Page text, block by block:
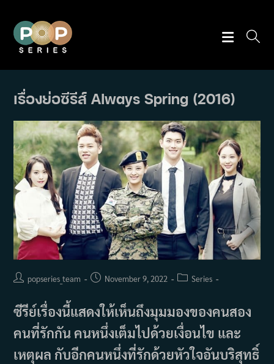
content
เรื่องย่อซีรีส์ Always Spring (2016)
Postpopseries_team
PostNovember 9, 2022
PostSeries
ซีรีย์เรื่องนี้แสดงให้เห็นถึงมุมมองของคนสอง
คนที่รักกัน คนหนึ่งเต็มไปด้วยเงื่อนไข และ
เหตุผล กับอีกคนหนึ่งที่รักด้วยหัวใจอันบริสุทธิ์